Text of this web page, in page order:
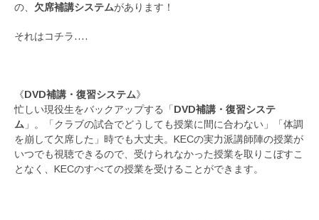
の、 欠席補講システムがあります！
それはコチラ….
《DVD補講・復習システム》
忙しい現役生をバックアップする「DVD補講・復習システ
ム 」。「クラブの試合でどうしても授業に間に合わない」「体調
を崩して欠席した」時でも大丈夫。KECの実力派講師陣の授業が
いつでも視聴できるので、受けられなかった授業を取りこぼすこ
となく、KECのすべての授業を受けることができます。